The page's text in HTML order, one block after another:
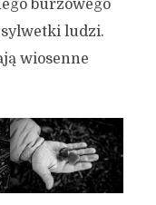
burzowego
ludzi.
wiosenne